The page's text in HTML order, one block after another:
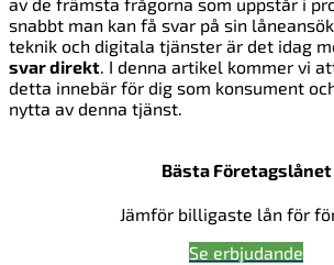
snabbt man kan få svar på sin
teknik och digitala tjänster är det idag
svar direkt . I denna artikel kommer vi
detta innebär för dig som konsument
nytta av denna tjänst.
Bästa Företagslånet
Jämför billigaste lån för
Se erbjudande